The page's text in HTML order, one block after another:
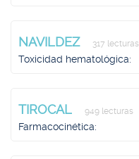
NAVILDEZ 317 lecturas
Toxicidad hematológica:
TIROCAL 949 lecturas
Farmacocinética: